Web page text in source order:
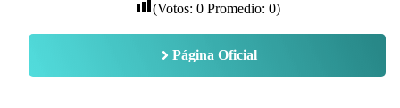
(Votos: 0Promedio: 0)
Página Oficial